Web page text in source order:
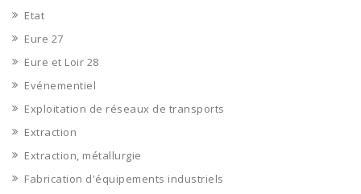
Etat
Eure 27
Eure et Loir 28
Evénementiel
Exploitation de réseaux de transports
Extraction
Extraction, métallurgie
Fabrication d'équipements industriels